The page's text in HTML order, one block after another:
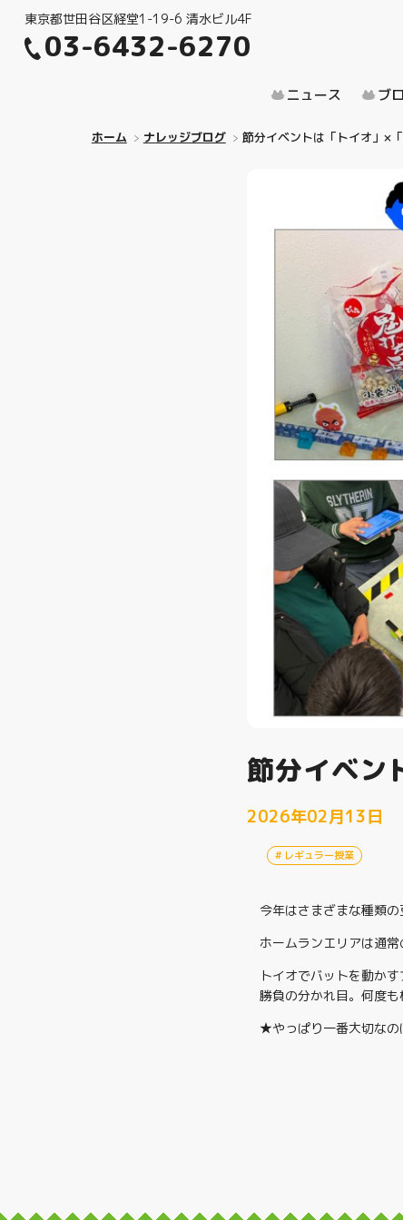
東京都世田谷区経堂1-19-6 清水ビル4F
03-6432-6270
ニュース ブ
ホーム ナレッジブログ 節分イベントは「トイオ」×「
節分イベン
2026年02月13日
レギュラー授業
今年はさまざまな種類の
ホームランエリアは通
トイオでバットを動か
勝負の分かれ目。何度
★やっぱり一番大切なの